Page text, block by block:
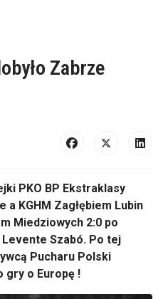
Zabrze
PKO BP Ekstraklasy
KGHM Zagłębiem Lubin
Miedziowych 2:0 po
Szabó. Po tej
Pucharu Polski
gry o Europę !